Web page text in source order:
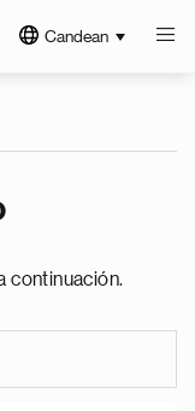
Candean
continuación.